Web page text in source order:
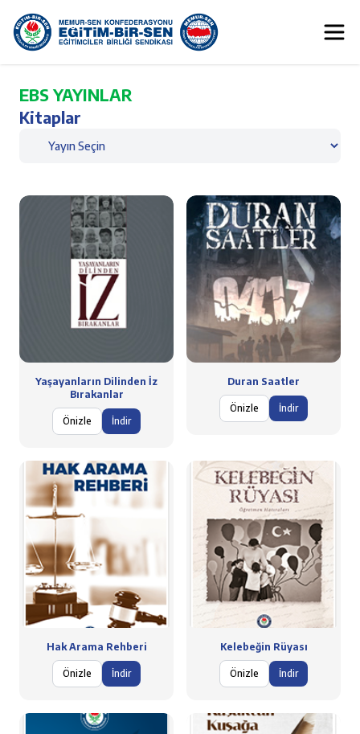
EBS YAYINLAR
Kitaplar
Yaşayanların Dilinden İz
Bırakanlar
Önizle İndir
Duran Saatler
Önizle İndir
Hak Arama Rehberi
Önizle İndir
Kelebeğin Rüyası
Önizle İndir